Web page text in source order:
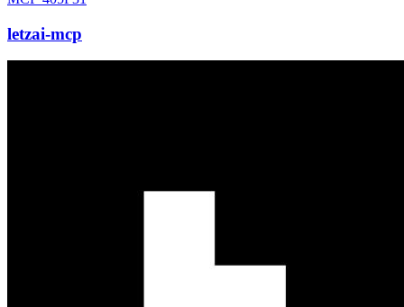
letzai-mcp